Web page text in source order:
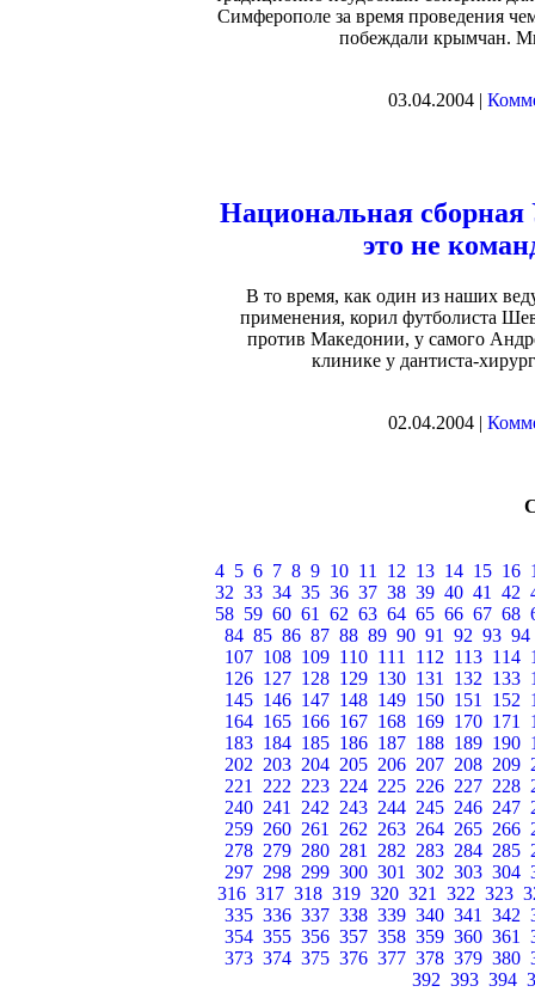
Симферополе за время проведения
побеждали крымчан.
03.04.2004 |
Национальная
это не
В то время, как один из наших
применения, корил футболиста
против Македонии, у самого
клинике у дантиста-
02.04.2004 |
4 5 6 7 8 9 10 11 12 13 14 15 16
32 33 34 35 36 37 38 39 40 41 42
58 59 60 61 62 63 64 65 66 67 68
84 85 86 87 88 89 90 91 92 93 94
107 108 109 110 111 112 113 114
126 127 128 129 130 131 132 133
145 146 147 148 149 150 151 152
164 165 166 167 168 169 170 171
183 184 185 186 187 188 189 190
202 203 204 205 206 207 208 209
221
222 223 224 225 226 227 228
240 241 242 243 244 245 246 247
259 260 261 262 263 264 265 266
278 279 280 281 282 283 284 285
297 298 299 300 301 302 303 304
316 317 318 319 320 321 322 323
335 336 337 338 339 340 341 342
354 355 356 357 358 359 360 361
373 374 375 376 377 378 379 380
392 393 394